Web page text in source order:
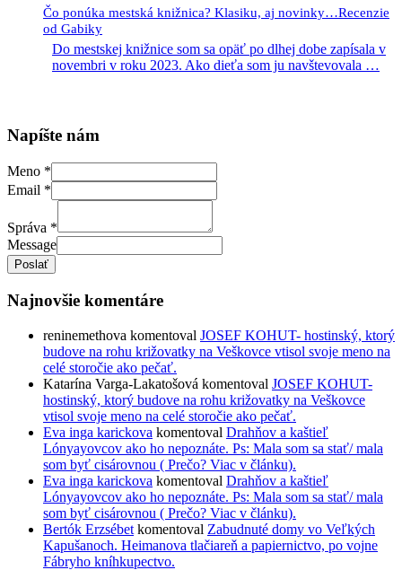
Čo ponúka mestská knižnica? Klasiku, aj novinky…Recenzie
od Gabiky
Do mestskej knižnice som sa opäť po dlhej dobe zapísala v
novembri v roku 2023. Ako dieťa som ju navštevovala …
Napíšte nám
Meno *
Email *
Správa *
Message
Poslať
Najnovšie komentáre
reninemethova komentoval JOSEF KOHUT- hostinský, ktorý
budove na rohu križovatky na Veškovce vtisol svoje meno na
celé storočie ako pečať.
Katarína Varga-Lakatošová komentoval JOSEF KOHUT-
hostinský, ktorý budove na rohu križovatky na Veškovce
vtisol svoje meno na celé storočie ako pečať.
Eva inga karickova komentoval Drahňov a kaštieľ
Lónyayovcov ako ho nepoznáte. Ps: Mala som sa stať/ mala
som byť cisárovnou ( Prečo? Viac v článku).
Eva inga karickova komentoval Drahňov a kaštieľ
Lónyayovcov ako ho nepoznáte. Ps: Mala som sa stať/ mala
som byť cisárovnou ( Prečo? Viac v článku).
Bertók Erzsébet komentoval Zabudnuté domy vo Veľkých
Kapušanoch. Heimanova tlačiareň a papiernictvo, po vojne
Fábryho kníhkupectvo.